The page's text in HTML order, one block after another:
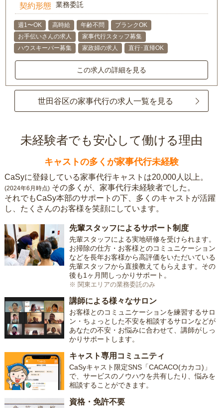
契約形態 業務委託
週1〜OK 高時給 年齢不問
ブランクOK
お手伝いさんの求人
家事代行スタッフ募集
ハウスキーパー募集
家政婦の求人 直行･直帰OK
この求人の詳細を見る
世田谷区の家事代行の求人一覧を見る
未経験者でも安心して働ける理由
キャストの多くが家事代行未経験
CaSyに登録している家事代行キャストは20,000人以上。
(2024年6月時点) その多くが、家事代行未経験者でした。
それでもCaSy本部のサポートの下、多くのキャストが活躍
し、たくさんのお客様を笑顔にしています。
先輩スタッフによるサポート制度
先輩スタッフによる実地研修を受けられます。
お掃除の仕方・お客様とのコミュニケーション
などを長年お客様から高評価をいただいている
先輩スタッフから直接教えてもらえます。その
後も1ヶ月間しっかりサポート。
※ 関東エリアの業務委託のみ
講師による様々なサロン
お客様とのコミュニケーションを練習するサロ
ン・ちょっとした不安を相談するサロンなどが
あなたの不安・お悩みに合わせて、講師がしっ
かりサポートします。
キャスト専用コミュニティ
CaSyキャスト限定SNS「CACACO(カカコ)」
で、サービスのノウハウを共有したり、悩みを
相談することができます。
資格・免許不要